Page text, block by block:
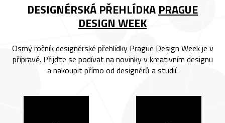
DESIGNÉRSKÁ PŘEHLÍDKA PRAGUE
DESIGN WEEK
Osmý ročník designérské přehlídky Prague Design Week je v
přípravě. Přijďte se podívat na novinky v kreativním designu
a nakoupit přímo od designérů a studií.